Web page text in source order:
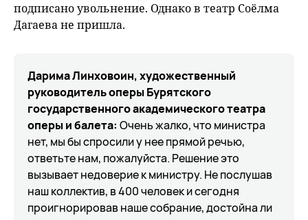
подписано увольнение. Однако в театр Соёлма
Дагаева не пришла.
Дарима Линховоин, художественный
руководитель оперы Бурятского
государственного академического театра
оперы и балета: Очень жалко, что министра
нет, мы бы спросили у нее прямой речью,
ответьте нам, пожалуйста. Решение это
вызывает недоверие к министру. Не послушав
наш коллектив, в 400 человек и сегодня
проигнорировав наше собрание, достойна ли